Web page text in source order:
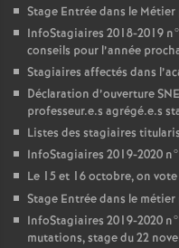
Stage Entrée dans le
InfoStagiaires 2018-2019
conseils pour l’année
Stagiaires affectés dans
Déclaration d’ouverture
professeur.e.s agrégé.e.s
Listes des stagiaires
InfoStagiaires 2019-2020
Le 15 et 16 octobre, on
Stage Entrée dans le
InfoStagiaires 2019-2020
mutations, stage du 22